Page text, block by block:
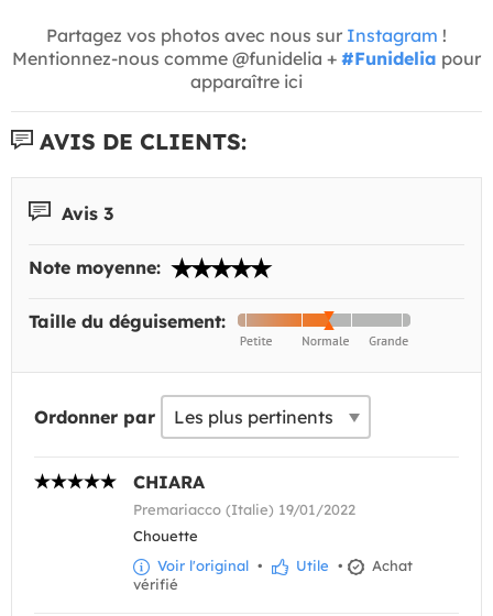
Partagez vos photos avec nous sur Instagram !
Mentionnez-nous comme @funidelia + #Funidelia pour
apparaître ici
AVIS DE CLIENTS:
Avis 3
Note moyenne:
Taille du déguisement:
Ordonner par
CHIARA
Premariacco (Italie) 19/01/2022
Chouette
Voir l'original • Utile •
Achat
vérifié